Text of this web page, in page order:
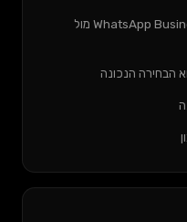
השוואה ב-12 פרמטרים — WhatsApp Business API מול